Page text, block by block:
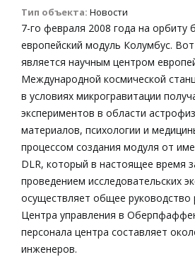
Тип объекта: Новости
7-го февраля 2008 года на орбиту
европейский модуль Колумбус.
является научным центром
Международной космической
в условиях микрогравитации
экспериментов в области
материалов, психологии и
процессом создания модуля от
DLR, который в настоящее время
проведением исследовательских
осуществляет общее руководство
Центра управления в
персонала центра составляет
инженеров.